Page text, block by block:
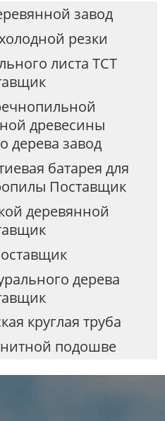
завод
резки
листа TCT
древесины
дерева завод
батарея для
Поставщик
деревянной
дерева
круглая труба
подошве